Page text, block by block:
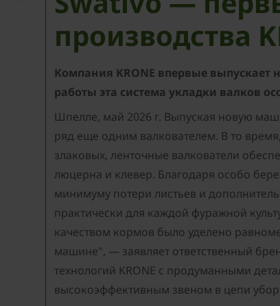
производства
Компания KRONE впервые
работы эта система укладки валков
Шпелле, май 2026 г. Выпуская новую
ряд еще одним валкователем. В то
злаковых, ленточные валкователи
люцерна и клевер. Благодаря особо
минимуму потери листьев и
практически для каждой фуражной
качеством кормов было уделено
машине", — заявляет ответственный
технологий KRONE с продуманными
высокоэффективным звеном в цепи